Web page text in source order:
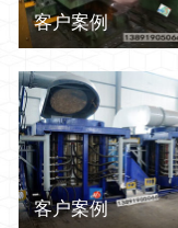
客户案例
客户案例